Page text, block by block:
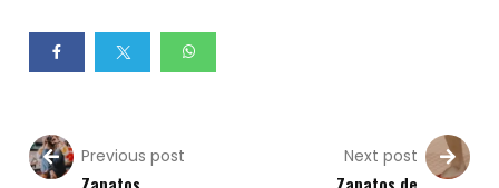
Previous post Next post